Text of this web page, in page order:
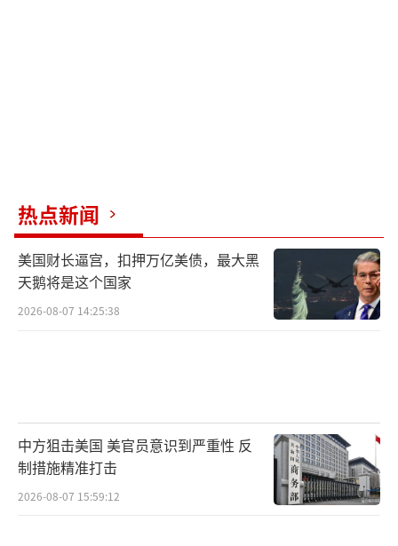
热点新闻
美国财长逼宫，扣押万亿美债，最大黑
天鹅将是这个国家
2026-08-07 14:25:38
中方狙击美国 美官员意识到严重性 反
制措施精准打击
2026-08-07 15:59:12